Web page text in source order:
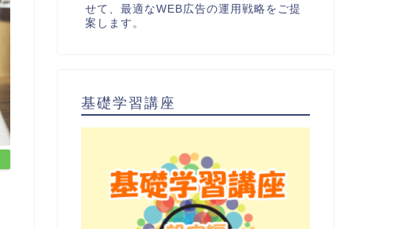
せて、最適なWEB広告の運用戦略をご提
案します。
基礎学習講座